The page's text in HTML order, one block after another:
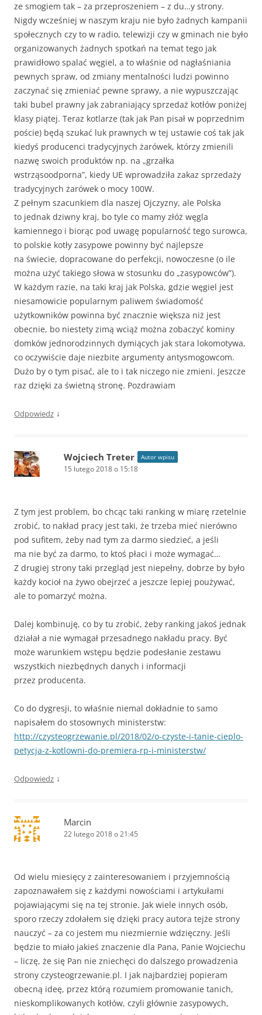
ze smogiem tak – za przeproszeniem – z du…y strony.
Nigdy wcześniej w naszym kraju nie było żadnych kampanii
społecznych czy to w radio, telewizji czy w gminach nie było
organizowanych żadnych spotkań na temat tego jak
prawidłowo spalać węgiel, a to właśnie od nagłaśniania
pewnych spraw, od zmiany mentalności ludzi powinno
zaczynać się zmieniać pewne sprawy, a nie wypuszczając
taki bubel prawny jak zabraniający sprzedaż kotłów poniżej
klasy piątej. Teraz kotlarze (tak jak Pan pisał w poprzednim
poście) będą szukać luk prawnych w tej ustawie coś tak jak
kiedyś producenci tradycyjnych żarówek, którzy zmienili
nazwę swoich produktów np. na „grzałka
wstrząsoodporna”, kiedy UE wprowadziła zakaz sprzedaży
tradycyjnych żarówek o mocy 100W.
Z pełnym szacunkiem dla naszej Ojczyzny, ale Polska
to jednak dziwny kraj, bo tyle co mamy złóż węgla
kamiennego i biorąc pod uwagę popularność tego surowca,
to polskie kotły zasypowe powinny być najlepsze
na świecie, dopracowane do perfekcji, nowoczesne (o ile
można użyć takiego słowa w stosunku do „zasypowców”).
W każdym razie, na taki kraj jak Polska, gdzie węgiel jest
niesamowicie popularnym paliwem świadomość
użytkowników powinna być znacznie większa niż jest
obecnie, bo niestety zimą wciąż można zobaczyć kominy
domków jednorodzinnych dymiących jak stara lokomotywa,
co oczywiście daje niezbite argumenty antysmogowcom.
Dużo by o tym pisać, ale to i tak niczego nie zmieni. Jeszcze
raz dzięki za świetną stronę. Pozdrawiam
Odpowiedz ↓
Wojciech Treter Autor wpisu
15 lutego 2018 o 15:18
Z tym jest problem, bo chcąc taki ranking w miarę rzetelnie
zrobić, to nakład pracy jest taki, że trzeba mieć nierówno
pod sufitem, żeby nad tym za darmo siedzieć, a jeśli
ma nie być za darmo, to ktoś płaci i może wymagać…
Z drugiej strony taki przegląd jest niepełny, dobrze by było
każdy kocioł na żywo obejrzeć a jeszcze lepiej poużywać,
ale to pomarzyć można.
Dalej kombinuję, co by tu zrobić, żeby ranking jakoś jednak
działał a nie wymagał przesadnego nakładu pracy. Być
może warunkiem wstępu będzie podesłanie zestawu
wszystkich niezbędnych danych i informacji
przez producenta.
Co do dygresji, to właśnie niemal dokładnie to samo
napisałem do stosownych ministerstw:
http://czysteogrzewanie.pl/2018/02/o-czyste-i-tanie-cieplo-
petycja-z-kotlowni-do-premiera-rp-i-ministerstw/
Odpowiedz ↓
Marcin
22 lutego 2018 o 21:45
Od wielu miesięcy z zainteresowaniem i przyjemnością
zapoznawałem się z każdymi nowościami i artykułami
pojawiającymi się na tej stronie. Jak wiele innych osób,
sporo rzeczy zdołałem się dzięki pracy autora tejże strony
nauczyć – za co jestem mu niezmiernie wdzięczny. Jeśli
będzie to miało jakieś znaczenie dla Pana, Panie Wojciechu
– liczę, że się Pan nie zniechęci do dalszego prowadzenia
strony czysteogrzewanie.pl. I jak najbardziej popieram
obecną ideę, przez którą rozumiem promowanie tanich,
nieskomplikowanych kotłów, czyli głównie zasypowych,